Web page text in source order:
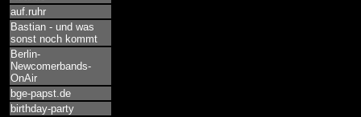
auf.ruhr
Bastian - und was
sonst noch kommt
Berlin-
Newcomerbands-
OnAir
bge-papst.de
birthday-party